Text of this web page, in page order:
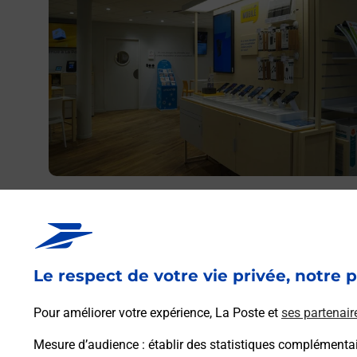
Le respect de votre vie privée, notre
Pour améliorer votre expérience, La Poste et ses
Mesure d’audience : établir des statistiques
Vous recherchez un smartphone pas cher proche de
vous ? Découvrez notre offre de téléphones iPhone
dans vos bureaux de Poste à SEBAZAC CONCOURES
(12740) !